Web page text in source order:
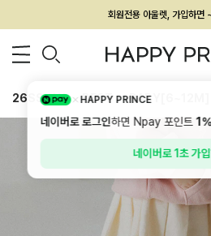
회원전용 아울렛, 가입하
멤버십 최대 28,000
26SS 신상 BEST BABY[6~12M]
HAPPY PRINCE
네이버로 로그인하면 Npay 포인트
네이버로 1초 가입